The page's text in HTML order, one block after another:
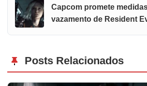
Capcom promete
vazamento de Resident
Posts Relacionados